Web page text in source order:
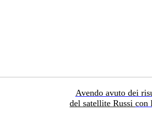
Avendo avuto dei
del satellite Russi con